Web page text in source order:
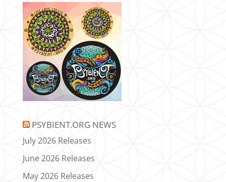
PSYBIENT.ORG NEWS
July 2026 Releases
June 2026 Releases
May 2026 Releases